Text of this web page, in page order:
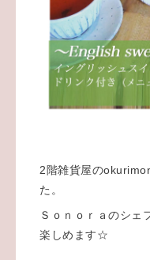
2階雑貨屋の
た。
Ｓｏｎｏｒａのシェ
楽しめます☆